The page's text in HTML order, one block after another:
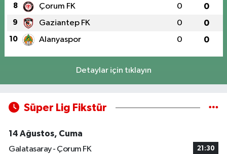
8 Çorum FK 0 0
9 Gaziantep FK 0 0
10 Alanyaspor 0 0
Detaylar için tıklayın
Süper Lig Fikstür
14 Ağustos, Cuma
Galatasaray - Çorum FK
21:30